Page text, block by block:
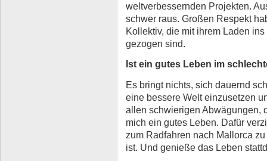
weltverbessernden Projekten.
schwer raus. Großen Respekt
Kollektiv, die mit ihrem Laden
gezogen sind.
Ist ein gutes Leben im
Es bringt nichts, sich dauernd
eine bessere Welt einzusetzen
allen schwierigen Abwägungen,
mich ein gutes Leben. Dafür
zum Radfahren nach Mallorca
ist. Und genieße das Leben